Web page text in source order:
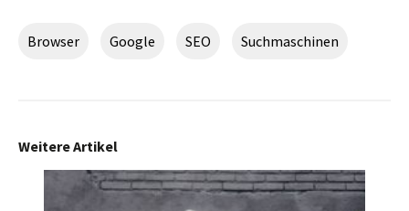
Browser Google SEO Suchmaschinen
Weitere Artikel